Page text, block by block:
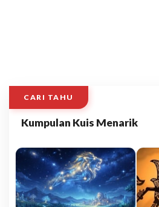
CARI TAHU
Kumpulan Kuis Menarik